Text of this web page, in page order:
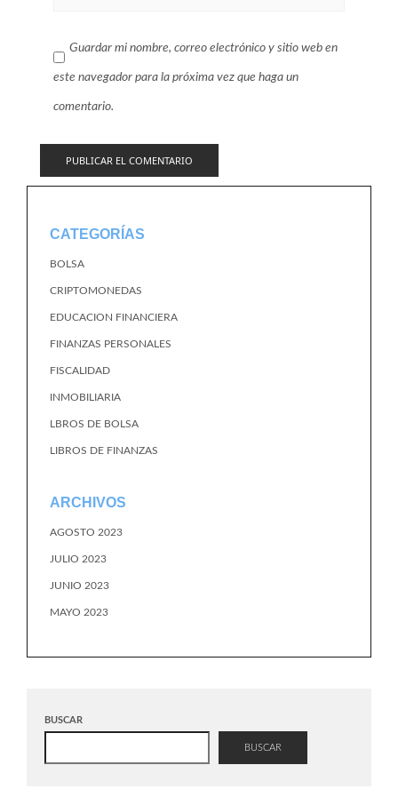
Guardar mi nombre, correo electrónico y sitio web en
este navegador para la próxima vez que haga un
comentario.
CATEGORÍAS
BOLSA
CRIPTOMONEDAS
EDUCACION FINANCIERA
FINANZAS PERSONALES
FISCALIDAD
INMOBILIARIA
LBROS DE BOLSA
LIBROS DE FINANZAS
ARCHIVOS
AGOSTO 2023
JULIO 2023
JUNIO 2023
MAYO 2023
BUSCAR
BUSCAR